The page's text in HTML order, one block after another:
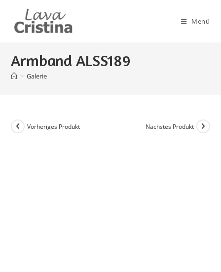
springen
Menü
Armband ALSS189
> Galerie
Vorheriges Produkt Nächstes Produkt